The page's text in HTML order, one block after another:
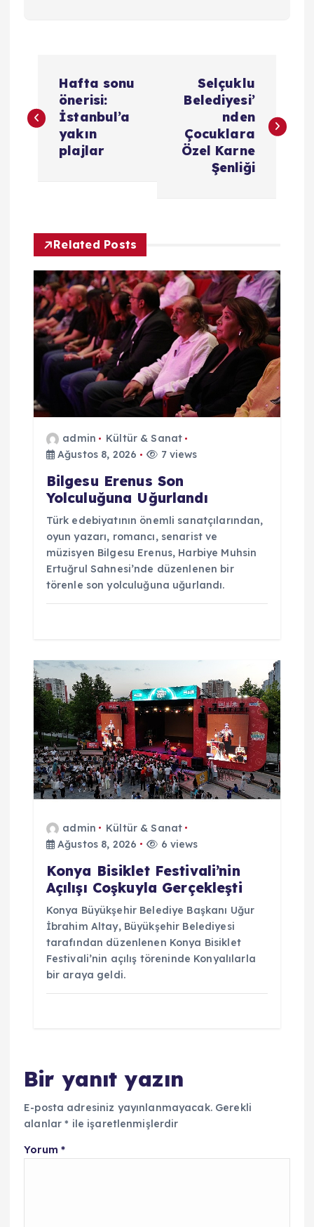
a
z
e
z
n
m
e
Hafta sonu
önerisi:
İstanbul’a
yakın
plajlar
Selçuklu
Belediyesi’
nden
Çocuklara
Özel Karne
Şenliği
Related Posts
admin
Kültür & Sanat
Ağustos 8, 2026
7 views
Bilgesu Erenus Son
Yolculuğuna Uğurlandı
Türk edebiyatının önemli sanatçılarından,
oyun yazarı, romancı, senarist ve
müzisyen Bilgesu Erenus, Harbiye Muhsin
Ertuğrul Sahnesi’nde düzenlenen bir
törenle son yolculuğuna uğurlandı.
admin
Kültür & Sanat
Ağustos 8, 2026
6 views
Konya Bisiklet Festivali’nin
Açılışı Coşkuyla Gerçekleşti
Konya Büyükşehir Belediye Başkanı Uğur
İbrahim Altay, Büyükşehir Belediyesi
tarafından düzenlenen Konya Bisiklet
Festivali’nin açılış töreninde Konyalılarla
bir araya geldi.
Bir yanıt yazın
E-posta adresiniz yayınlanmayacak. Gerekli
alanlar* ile işaretlenmişlerdir
Yorum *